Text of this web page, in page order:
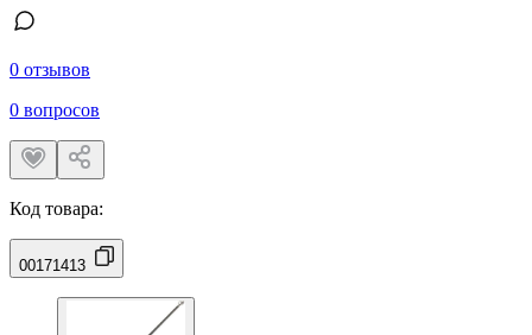
0 отзывов
0 вопросов
Код товара:
00171413